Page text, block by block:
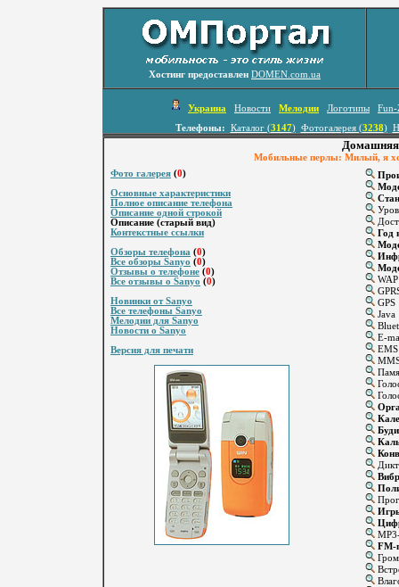
Хостинг предоставлен DOMEN.com.ua
Украина Новости Мелодии Логотипы
Fun-
Телефоны:
Каталог (3147) Фотогалерея (3238)
Домашняя
Мобильные перлы: Милый, я
Фото галерея (0)
Основные характеристики
Полное описание телефона
Описание одной строкой
Описание (старый вид)
Контекстные ссылки
Обзоры телефона (0)
Все обзоры Sanyo (0)
Отзывы о телефоне (0)
Все отзывы о Sanyo (0)
Новинки от Sanyo
Все телефоны Sanyo
Мелодии для Sanyo
Новости о Sanyo
Версия для печати
Год
WAP
GPS
Java
E-
EMS
MP3-
FM-